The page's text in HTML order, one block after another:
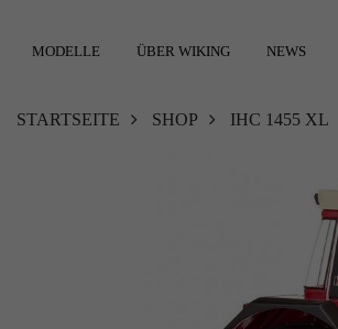
MODELLE ÜBER WIKING NEWS
STARTSEITE SHOP IHC 1455 XL